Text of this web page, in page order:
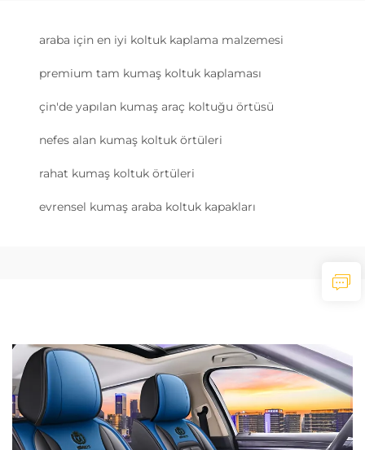
araba için en iyi koltuk kaplama malzemesi
premium tam kumaş koltuk kaplaması
çin'de yapılan kumaş araç koltuğu örtüsü
nefes alan kumaş koltuk örtüleri
rahat kumaş koltuk örtüleri
evrensel kumaş araba koltuk kapakları